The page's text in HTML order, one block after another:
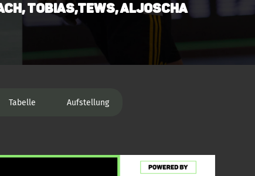
Tobias,Tews, Aljoscha
Tabelle Aufstellung